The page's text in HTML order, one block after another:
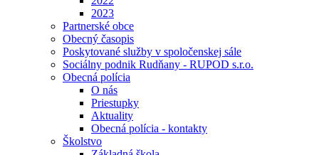
2023
Partnerské obce
Obecný časopis
Poskytované služby v spoločenskej sále
Sociálny podnik Rudňany - RUPOD s.r.o.
Obecná polícia
O nás
Priestupky
Aktuality
Obecná polícia - kontakty
Školstvo